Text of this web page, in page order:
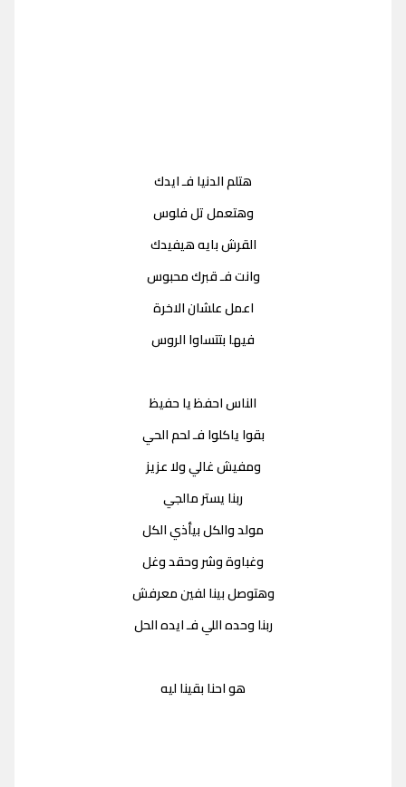
هتلم الدنيا فـ ايدك
وهتعمل تل فلوس
القرش بايه هيفيدك
وانت فـ قبرك محبوس
اعمل علشان الاخرة
فيها بتتساوا الروس
الناس احفظ يا حفيظ
بقوا ياكلوا فـ لحم الحي
ومفيش غالي ولا عزيز
ربنا يستر مالجي
مولد والكل بيأذي الكل
وغباوة وشر وحقد وغل
وهتوصل بينا لفين معرفش
ربنا وحده اللي فـ ايده الحل
هو احنا بقينا ليه